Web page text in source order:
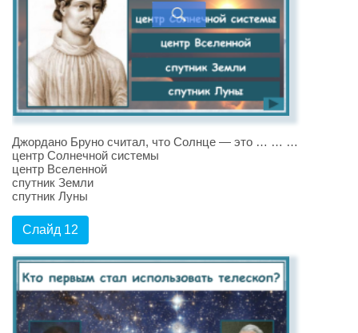
Джордано Бруно считал, что Солнце — это … … …
центр Солнечной системы
центр Вселенной
спутник Земли
спутник Луны
Слайд 12